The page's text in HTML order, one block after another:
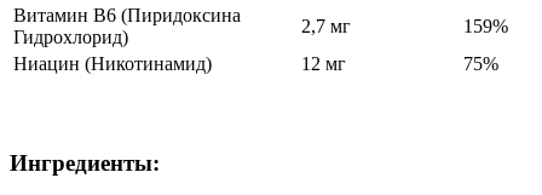
Витамин B6 (Пиридоксина
Гидрохлорид)
2,7 мг
159%
Ниацин (Никотинамид)
12 мг 75%
Ингредиенты: